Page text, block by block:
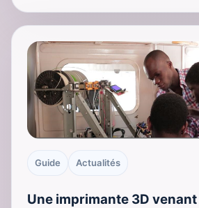
Guide Actualités
Une imprimante 3D